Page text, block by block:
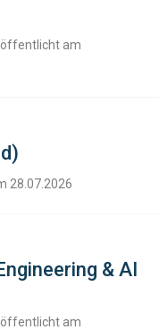
am
28.07.2026
& AI
am